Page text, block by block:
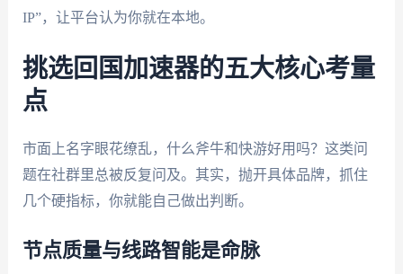
IP”，让平台认为你就在本地。
挑选回国加速器的五大核心考量
点
市面上名字眼花缭乱，什么斧牛和快游好用吗？这类问
题在社群里总被反复问及。其实，抛开具体品牌，抓住
几个硬指标，你就能自己做出判断。
节点质量与线路智能是命脉